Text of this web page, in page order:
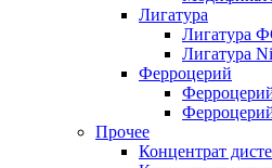
Лигатура
Лигатура
Лигатура
Ферроцерий
Прочее
Концентрат